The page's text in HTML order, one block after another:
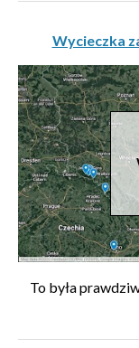
Wycieczka
To była